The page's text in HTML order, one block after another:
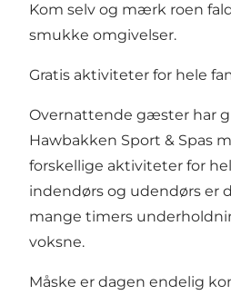
Kom selv og mærk roen
smukke omgivelser.
Gratis aktiviteter for hele
Overnattende gæster har
Hawbakken Sport & Spas
forskellige aktiviteter for
indendørs og udendørs er
mange timers
voksne.
Måske er dagen endelig